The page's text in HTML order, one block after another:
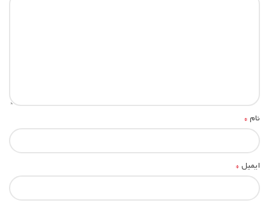
نام*
ایمیل*